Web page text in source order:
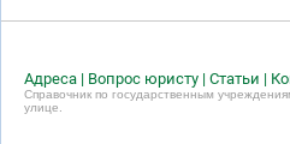
Адреса | Вопрос юристу | Статьи |
Справочник по государственным
улице.